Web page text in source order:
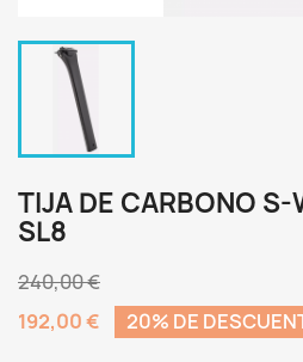
TIJA DE CARBONO
SL8
240,00 €
192,00 €
20% DE